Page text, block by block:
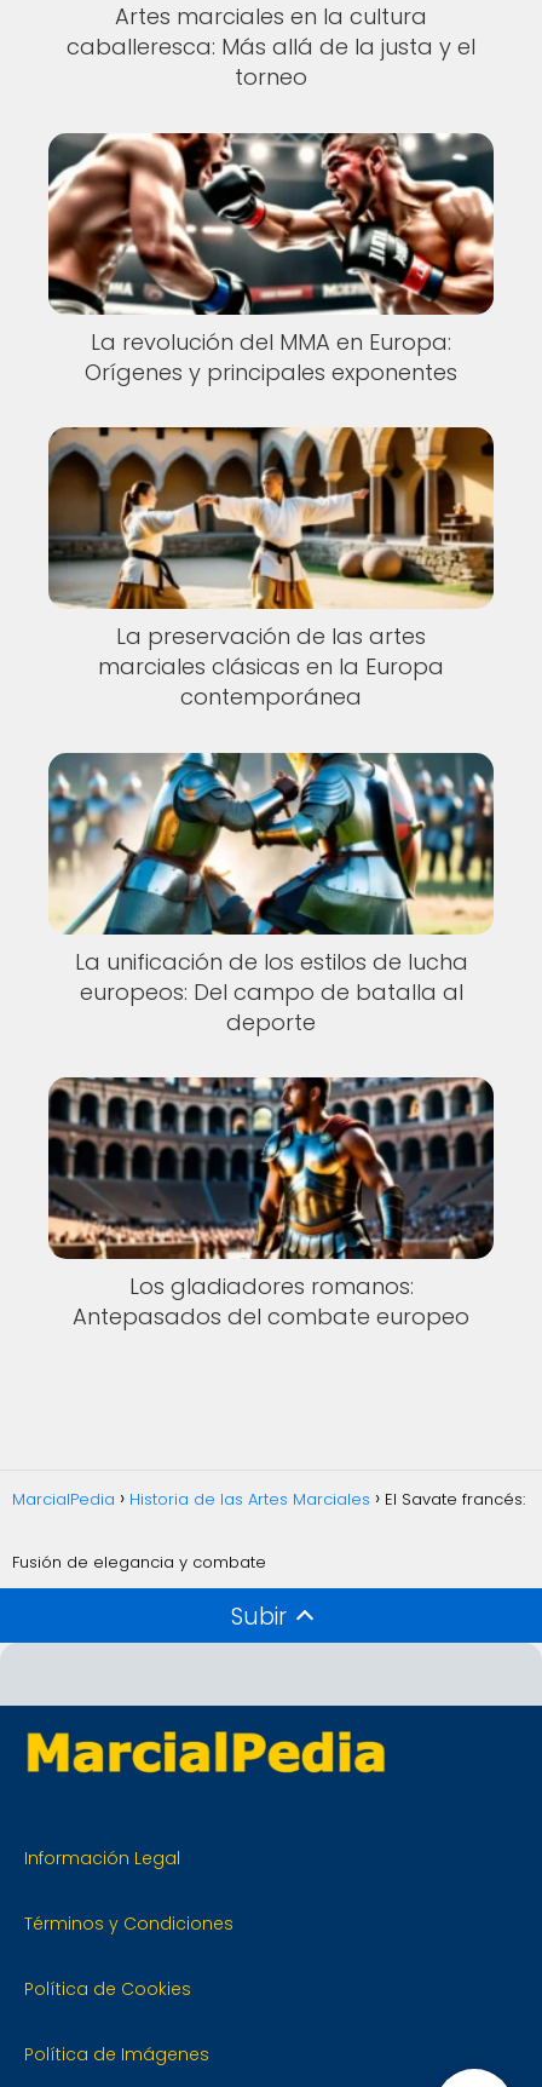
Artes marciales en la cultura
caballeresca: Más allá de la justa y el
torneo
La revolución del MMA en Europa:
Orígenes y principales exponentes
La preservación de las artes
marciales clásicas en la Europa
contemporánea
La unificación de los estilos de lucha
europeos: Del campo de batalla al
deporte
Los gladiadores romanos:
Antepasados del combate europeo
MarcialPedia Historia de las Artes Marciales El Savate francés:
Fusión de elegancia y combate
Subir
Información Legal
Términos y Condiciones
Política de Cookies
Política de Imágenes